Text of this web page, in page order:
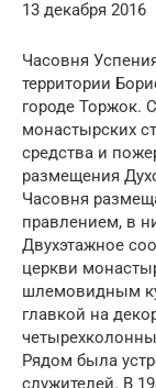
13 декабря 2016
Часовня
территории
городе Торжок.
монастырских
средства и
размещения
Часовня
правлением, в
Двухэтажное
церкви
шлемовидным
главкой на
Рядом была
служителей. В